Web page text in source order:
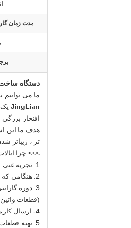
مدت زمان
دستگاه
ما می
JingLian
افتخار
هدف ما این
تر ، زیباتر
>>> چرا
1. تجربه غنی و دانش حرفه ای به ما امکان ارائه خدمات عالی و کیفیت عالی را می دهد.
2. هنگامی که ما در حال کار هستیم ، عکسهای دستگاه در هر 3-5 روز یکبار برای شما به روز می شوند تا به روز شوند.
3. دوره
(قطعات
4- ارسال کارمندان فنی برای یادگیری به کارخانه ما نیز مجاز است.